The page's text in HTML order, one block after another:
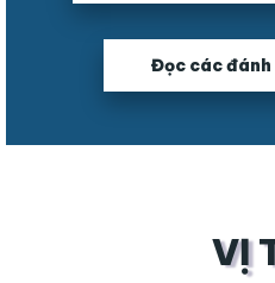
Đọc các đánh
VỊ